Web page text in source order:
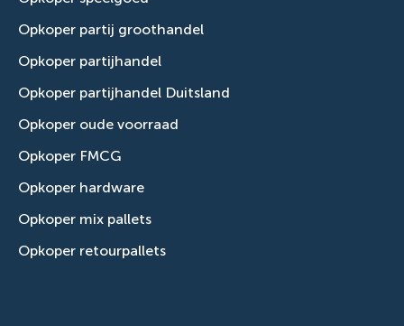
Opkoper partij groothandel
Opkoper partijhandel
Opkoper partijhandel Duitsland
Opkoper oude voorraad
Opkoper FMCG
Opkoper hardware
Opkoper mix pallets
Opkoper retourpallets